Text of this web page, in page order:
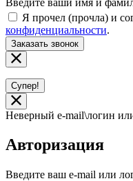
Я прочел (прочла) и
конфиденциальности.
Заказать звонок
Супер!
Неверный e-mail\логин
Авторизация
Введите ваш e-mail или